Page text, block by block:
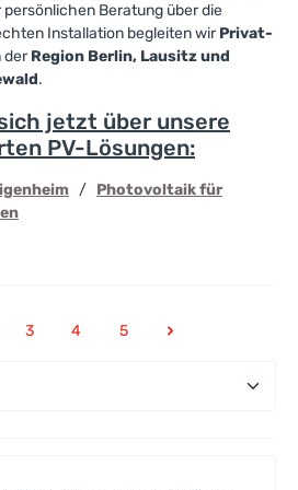
persönlichen Beratung über die
Installation begleiten wirPrivat-
derRegion Berlin, Lausitz und
.
jetzt über unsere
PV-Lösungen:
/ Photovoltaik für
3 4 5